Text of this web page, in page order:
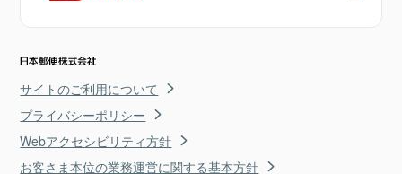
サイトのご利用について
プライバシーポリシー
Webアクセシビリティ方針
お客さま本位の業務運営に関する基本方針